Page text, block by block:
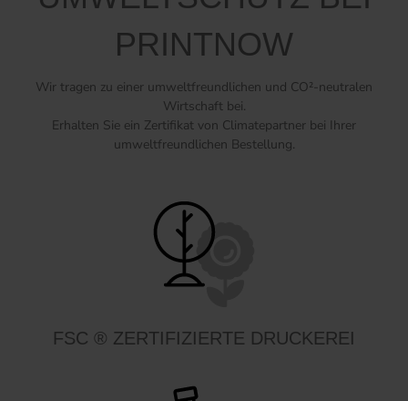
PRINTNOW
Wir tragen zu einer umweltfreundlichen und CO²-neutralen
Wirtschaft bei.
Erhalten Sie ein Zertifikat von Climatepartner bei Ihrer
umweltfreundlichen Bestellung.
FSC ® ZERTIFIZIERTE DRUCKEREI